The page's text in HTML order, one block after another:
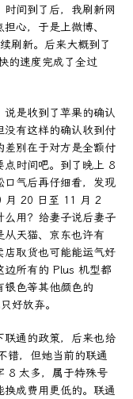
间到了后，我刷新网
心，于是上微博、
刷新。后来大概到了
的速度完成了全过
是收到了苹果的确认
没有这样的确认收到付
差别在于对方是全额付
点时间吧。到了晚上 8
口气后再仔细看，发现
月 20 日至 11 月 2
么用？给妻子说后妻子
从天猫、京东也许有
店取货也可能能运气好
边所有的 Plus 机型都
银色等其他颜色的
好放弃。
联通的政策，后来也给
错，但她当前的联通
8 太多，属于特殊号
成费用更低的。联通